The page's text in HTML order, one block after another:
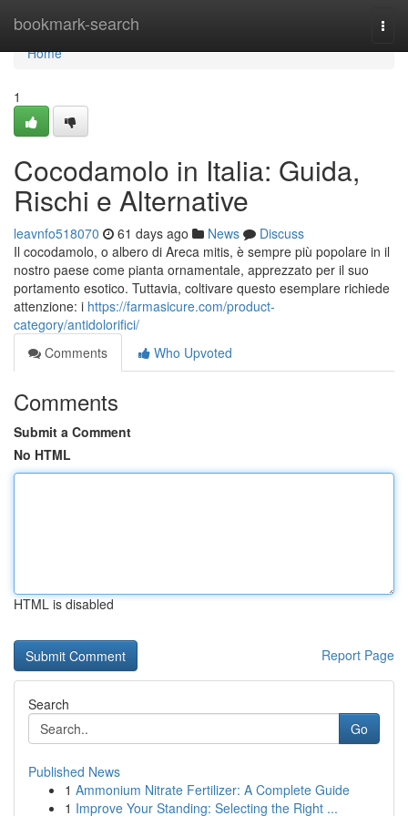
bookmark-search
Home
Home
1
Cocodamolo in Italia: Guida,
Rischi e Alternative
leavnfo518070 61 days ago News
Discuss
Il cocodamolo, o albero di Areca mitis, è sempre più popolare in il
nostro paese come pianta ornamentale, apprezzato per il suo
portamento esotico. Tuttavia, coltivare questo esemplare richiede
attenzione: i https://farmasicure.com/product-
category/antidolorifici/
Comments
Who Upvoted
Comments
Submit a Comment
No HTML
HTML is disabled
Report Page
Search
Go
Published News
1 Ammonium Nitrate Fertilizer: A Complete Guide
1 Improve Your Standing: Selecting the Right ...